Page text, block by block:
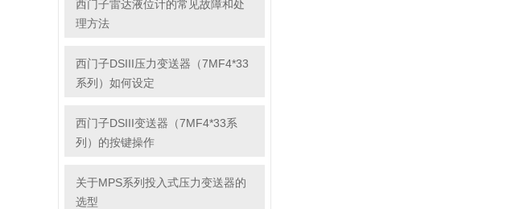
西门子雷达液位计的常见故障和处
理方法
西门子DSIII压力变送器（7MF4*33
系列）如何设定
西门子DSIII变送器（7MF4*33系
列）的按键操作
关于MPS系列投入式压力变送器的
选型